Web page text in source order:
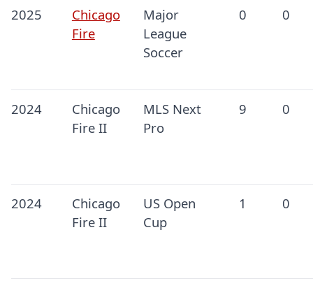
2025
Chicago
Fire
Major
League
Soccer
0 0
2024
Chicago
Fire II
MLS Next
Pro
9 0
2024
Chicago
Fire II
US Open
Cup
1 0